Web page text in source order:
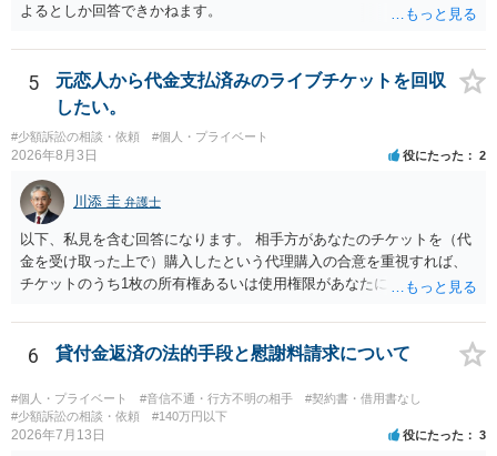
よるとしか回答できかねます。
5
元恋人から代金支払済みのライブチケットを回収
したい。
#少額訴訟の相談・依頼 #個人・プライベート
2026年8月3日 役にたった 2
川添 圭 弁護士
以下、私見を含む回答になります。 相手方があなたのチケットを（代
金を受け取った上で）購入したという代理購入の合意を重視すれば、
チケットのうち1枚の所有権あるいは使用権限があなたにあり、チケッ
す。 一方、このチケット購入には「相手方と一緒に行く」という合意
も付随していたことを無視することができません。こちらを重視すれ
ば、交際を終了させたことにより「一緒に行く」という結果の実現に
重大な障害が発生しており、当然にチケットを引き渡すべきといえる
かは微妙であり、むしろ返金すべきとするのが当事者の合理的意思に
合致するのではないか、という判断に傾くことになると思います。 例
6 貸付金返済の法的手段と慰謝料請求について
#個人・プライベート #音信不通・行方不明の相手
#契約書・借用書なし
#少額訴訟の相談・依頼
#140万円以下
2026年7月13日 役にたった 3